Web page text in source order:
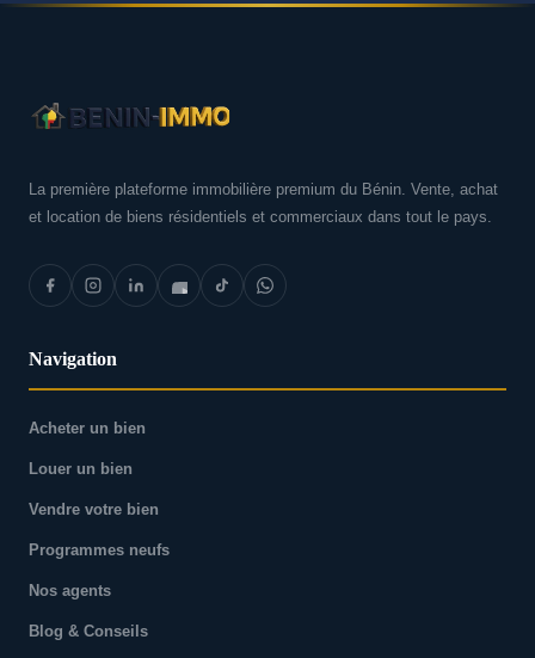
La première plateforme immobilière premium du Bénin. Vente, achat
et location de biens résidentiels et commerciaux dans tout le pays.
Navigation
Acheter un bien
Louer un bien
Vendre votre bien
Programmes neufs
Nos agents
Blog & Conseils